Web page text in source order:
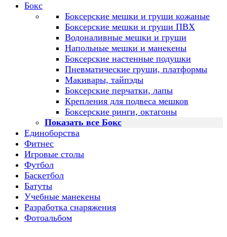
Бокс
Боксерские мешки и груши кожаные
Боксерские мешки и груши ПВХ
Водоналивные мешки и груши
Напольные мешки и манекены
Боксерские настенные подушки
Пневматические груши, платформы
Макивары, тайпэды
Боксерские перчатки, лапы
Крепления для подвеса мешков
Боксерские ринги, октагоны
Показать все Бокс
Единоборства
Фитнес
Игровые столы
Футбол
Баскетбол
Батуты
Учебные манекены
Разработка снаряжения
Фотоальбом